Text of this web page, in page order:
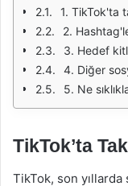
1. TikTok'ta
2.
3. Hedef
4. Diğer sosyal
5. Ne
TikTok’ta
TikTok, son yıllarda